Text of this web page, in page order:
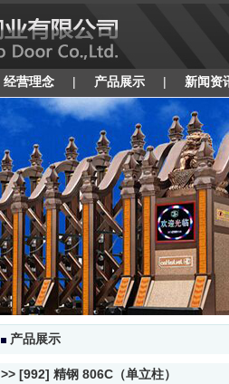
经营理念 | 产品展示 | 新闻资
产品展示
>> [992] 精钢 806C（单立柱）